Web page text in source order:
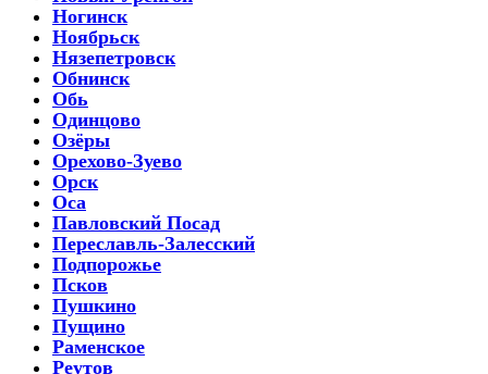
Ногинск
Ноябрьск
Нязепетровск
Обнинск
Обь
Одинцово
Озёры
Орехово-Зуево
Орск
Оса
Павловский Посад
Переславль-Залесский
Подпорожье
Псков
Пушкино
Пущино
Раменское
Реутов